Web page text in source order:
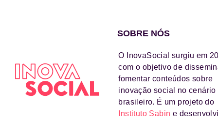
SOBRE NÓS
O InovaSocial surgiu em
com o objetivo de
fomentar conteúdos sobre
inovação social no cenário
brasileiro. É um projeto do
Instituto Sabin e